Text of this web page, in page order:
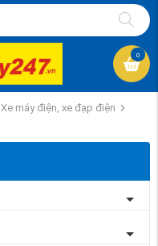
0
Xe máy điện, xe đạp điện